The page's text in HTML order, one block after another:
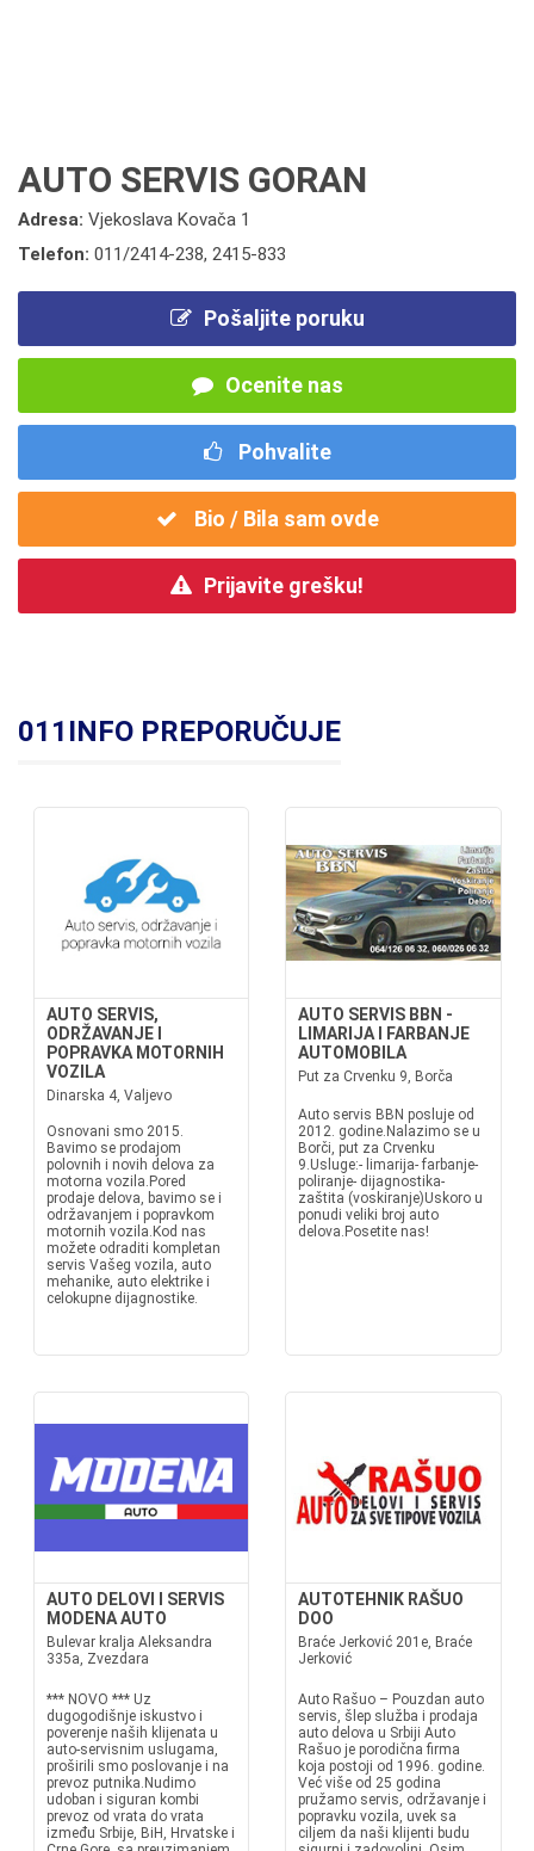
AUTO SERVIS GORAN
Adresa: Vjekoslava Kovača 1
Telefon: 011/2414-238, 2415-833
Pošaljite poruku
Ocenite nas
Pohvalite
Bio / Bila sam ovde
Prijavite grešku!
011INFO PREPORUČUJE
AUTO SERVIS,
ODRŽAVANJE I
POPRAVKA MOTORNIH
VOZILA
Dinarska 4, Valjevo
Osnovani smo 2015.
Bavimo se prodajom
polovnih i novih delova za
motorna vozila.Pored
prodaje delova, bavimo se i
održavanjem i popravkom
motornih vozila.Kod nas
možete odraditi kompletan
servis Vašeg vozila, auto
mehanike, auto elektrike i
celokupne dijagnostike.
AUTO SERVIS BBN -
LIMARIJA I FARBANJE
AUTOMOBILA
Put za Crvenku 9, Borča
Auto servis BBN posluje od
2012. godine.Nalazimo se u
Borči, put za Crvenku
9.Usluge:- limarija- farbanje-
poliranje- dijagnostika-
zaštita (voskiranje)Uskoro u
ponudi veliki broj auto
delova.Posetite nas!
AUTO DELOVI I SERVIS
MODENA AUTO
Bulevar kralja Aleksandra
335a, Zvezdara
*** NOVO *** Uz
dugogodišnje iskustvo i
poverenje naših klijenata u
auto-servisnim uslugama,
proširili smo poslovanje i na
prevoz putnika.Nudimo
udoban i siguran kombi
prevoz od vrata do vrata
između Srbije, BiH, Hrvatske i
AUTOTEHNIK RAŠUO
DOO
Braće Jerković 201e, Braće
Jerković
Auto Rašuo – Pouzdan auto
servis, šlep služba i prodaja
auto delova u Srbiji Auto
Rašuo je porodična firma
koja postoji od 1996. godine.
Već više od 25 godina
pružamo servis, održavanje i
popravku vozila, uvek sa
ciljem da naši klijenti budu